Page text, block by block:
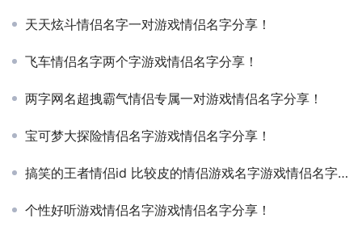
天天炫斗情侣名字一对游戏情侣名字分享！
飞车情侣名字两个字游戏情侣名字分享！
两字网名超拽霸气情侣专属一对游戏情侣名字分享！
宝可梦大探险情侣名字游戏情侣名字分享！
搞笑的王者情侣id 比较皮的情侣游戏名字游戏情侣名字分享！
个性好听游戏情侣名字游戏情侣名字分享！